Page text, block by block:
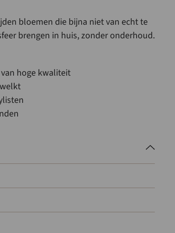
bloemen die bijna niet van echt te
brengen in huis, zonder onderhoud.
hoge kwaliteit